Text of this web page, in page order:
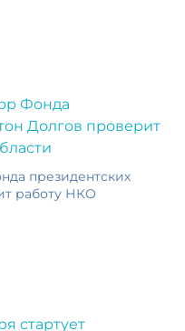
президентских
работу НКО